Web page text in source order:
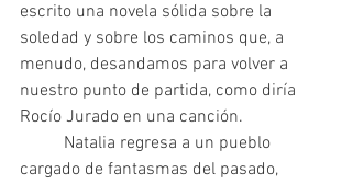
escrito una novela sólida sobre la
soledad y sobre los caminos que, a
menudo, desandamos para volver a
nuestro punto de partida, como diría
Rocío Jurado en una canción.
cargado de fantasmas del pasado,